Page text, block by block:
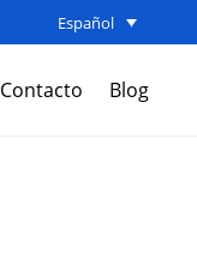
Español
Contacto Blog